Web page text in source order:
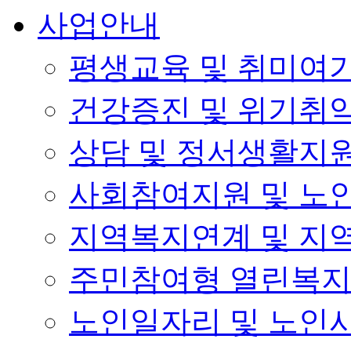
사업안내
평생교육 및 취미여
건강증진 및 위기취
상담 및 정서생활지
사회참여지원 및 노
지역복지연계 및 지
주민참여형 열린복
노인일자리 및 노인